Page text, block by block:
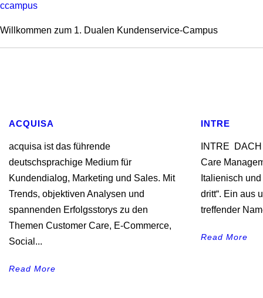
ccampus
Willkommen zum 1. Dualen Kundenservice-Campus
ACQUISA
acquisa ist das führende
deutschsprachige Medium für
Kundendialog, Marketing und Sales. Mit
Trends, objektiven Analysen und
spannenden Erfolgsstorys zu den
Themen Customer Care, E-Commerce,
Social...
Read More
INTRE
INTRE
Care
Italienisch
dritt“. Ein aus
treffender
Read More